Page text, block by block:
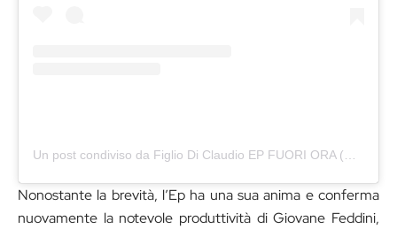
Un post condiviso da Figlio Di Claudio EP FUORI ORA (@giovanefeddini)
Nonostante la brevità, l’Ep ha una sua anima e conferma
nuovamente la notevole produttività di Giovane Feddini,